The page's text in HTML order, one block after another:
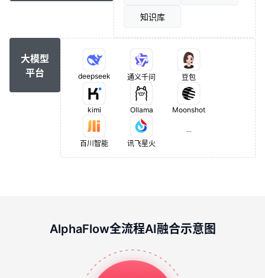
知识库
大模型
平台
deepseek 通义千问 豆包
kimi Ollama Moonshot
百川智能 讯飞星火
...
AlphaFlow全流程AI融合示意图